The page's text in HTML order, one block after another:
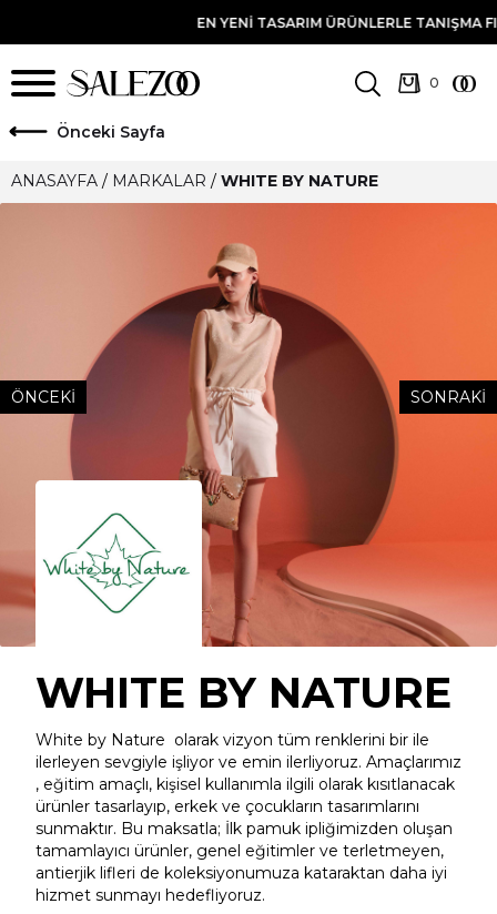
TANIŞMA FIRSATINI YAKALAMAK IÇIN E-BÜLTENE ÜYE
önceki Sayfa
ANASAYFA / MARKALAR / WHITE BY NATURE
ÖNCEKİ SONRAKİ
WHITE BY NATURE
White by Nature olarak vizyon tüm renklerini bir ile
ilerleyen sevgiyle işliyor ve emin ilerliyoruz. Amaçlarımız
, eğitim amaçlı, kişisel kullanımla ilgili olarak kısıtlanacak
ürünler tasarlayıp, erkek ve çocukların tasarımlarını
sunmaktır. Bu maksatla; İlk pamuk ipliğimizden oluşan
tamamlayıcı ürünler, genel eğitimler ve terletmeyen,
antierjik lifleri de koleksiyonumuza kataraktan daha iyi
hizmet sunmayı hedefliyoruz.